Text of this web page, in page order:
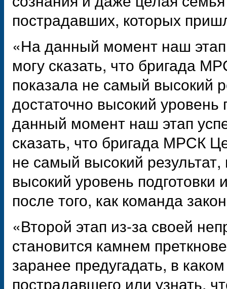
пострадавших, которых
«На данный момент наш
могу сказать, что бригада
показала не самый высокий
достаточно высокий уровень
данный момент наш этап
сказать, что бригада МРСК
не самый высокий
высокий уровень подготовки
после того, как команда
«Второй этап из-за своей
становится камнем
заранее предугадать, в
пострадавшего или узнать,